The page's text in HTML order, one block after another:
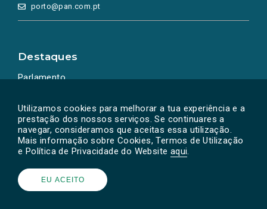
Utilizamos cookies para melhorar a tua experiência e a
prestação dos nossos serviços. Se continuares a
navegar, consideramos que aceitas essa utilização.
Mais informação sobre Cookies, Termos de Utilização
e Política de Privacidade do Website aqui.
EU ACEITO
porto@pan.com.pt
Destaques
Parlamento
Powered by © PAN 2026